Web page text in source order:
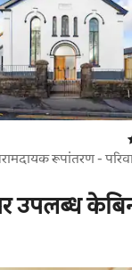
रूपांतरण -
उपलब्ध